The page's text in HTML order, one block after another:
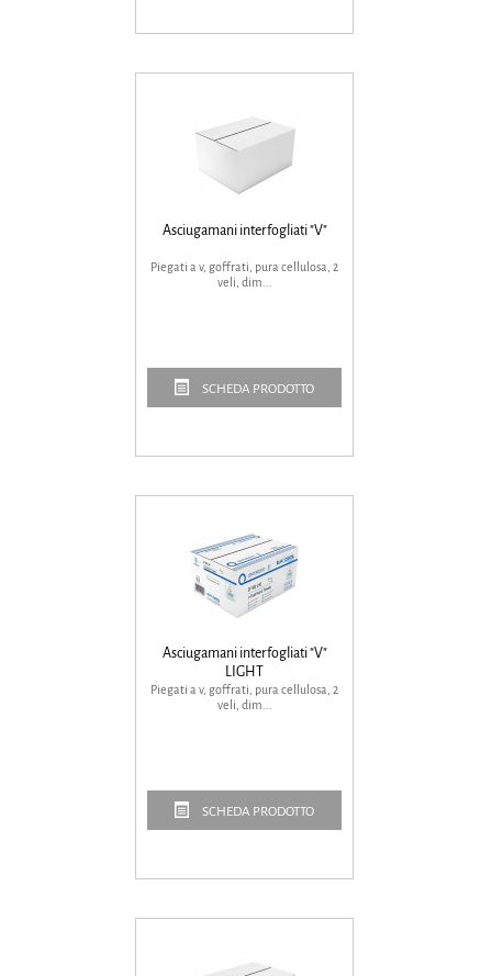
Asciugamani interfogliati "V"
Piegati a v, goffrati, pura cellulosa, 2
veli, dim...
SCHEDA PRODOTTO
Asciugamani interfogliati "V"
LIGHT
Piegati a v, goffrati, pura cellulosa, 2
veli, dim...
SCHEDA PRODOTTO